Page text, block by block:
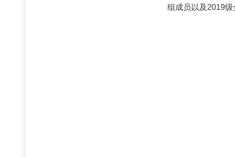
组成员以及2019级